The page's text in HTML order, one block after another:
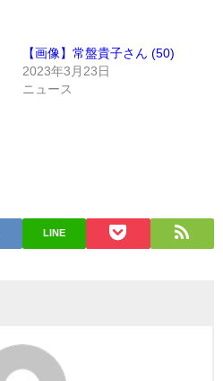
【画像】常盤貴子さん (50)
2023年3月23日
ニュース
LINE